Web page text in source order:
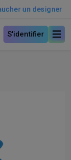
un designer
S'identifier